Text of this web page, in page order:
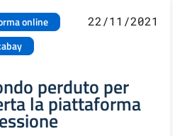
online
22/11/2021
perduto per
la piattaforma